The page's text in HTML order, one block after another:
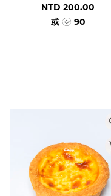
NTD 200.00
或
90